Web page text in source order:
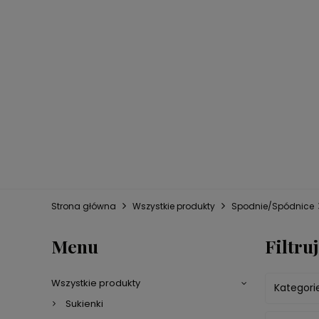
Strona główna Wszystkie produkty Spodnie/Spódnice
Menu
Wszystkie produkty
Sukienki
Filtruj